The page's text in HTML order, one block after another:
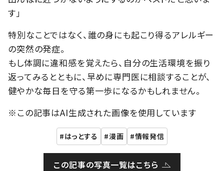
す」
特別なことではなく、誰の身にも起こり得るアレルギー
の突然の発症。
もし体調に違和感を覚えたら、自分の生活環境を振り
返ってみるとともに、早めに専門医に相談することが、
健やかな毎日を守る第一歩になるかもしれません。
※この記事はAI生成された画像を使用しています
はっとする 漫画 情報発信
この記事の写真一覧はこちら